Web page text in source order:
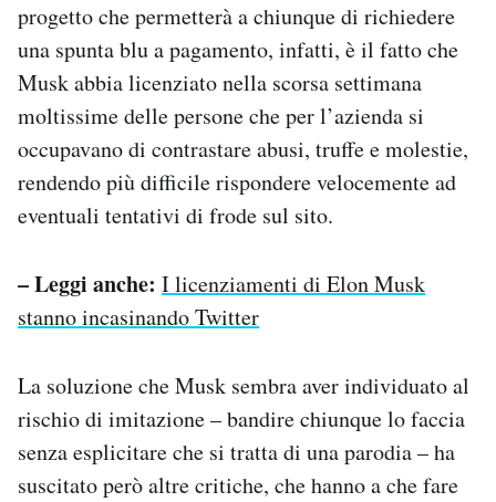
progetto che permetterà a chiunque di richiedere
una spunta blu a pagamento, infatti, è il fatto che
Musk abbia licenziato nella scorsa settimana
moltissime delle persone che per l’azienda si
occupavano di contrastare abusi, truffe e molestie,
rendendo più difficile rispondere velocemente ad
eventuali tentativi di frode sul sito.
– Leggi anche: I licenziamenti di Elon Musk
stanno incasinando Twitter
La soluzione che Musk sembra aver individuato al
rischio di imitazione – bandire chiunque lo faccia
senza esplicitare che si tratta di una parodia – ha
suscitato però altre critiche, che hanno a che fare